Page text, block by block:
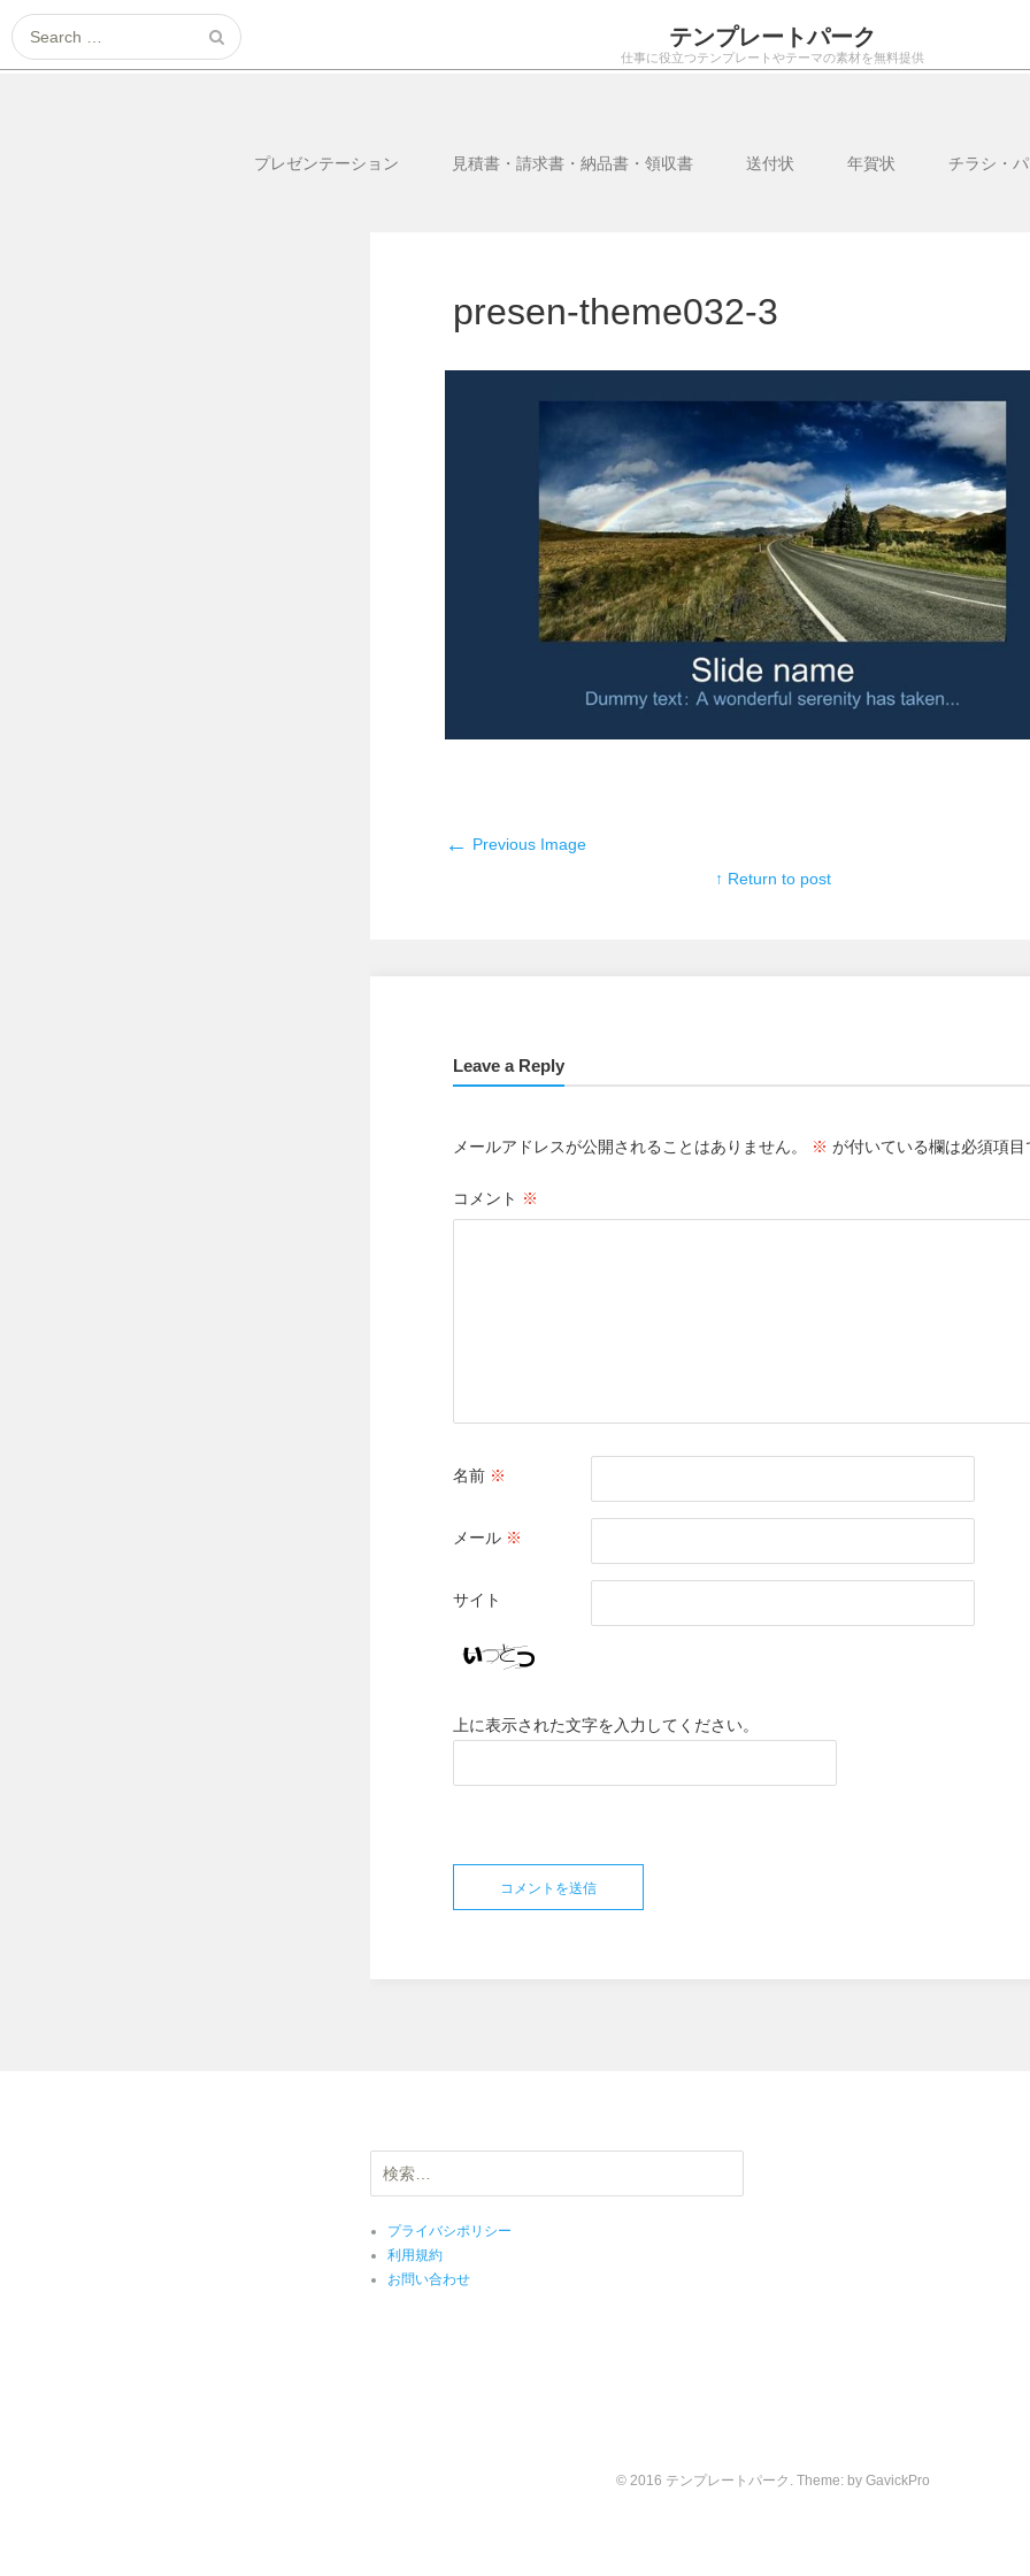
テンプレートパーク
仕事に役立つテンプレートやテーマの素材を無料提供
Search
for:
プレゼンテーション 見積書・請求書・納品書・領収書 送付状 年賀状 チラシ・
presen-theme032-3
← Previous Image
↑ Return to post
Leave a Reply
メールアドレスが公開されることはありません。 ※ が付いている欄は必須項目
コメント ※
名前 ※
メール ※
サイト
上に表示された文字を入力してください。
索:
プライバシポリシー
利用規約
お問い合わせ
© 2016 テンプレートパーク. Theme: by GavickPro